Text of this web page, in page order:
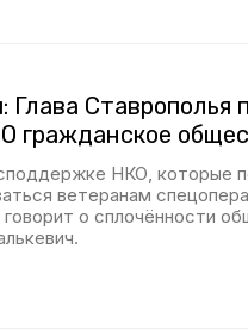
Глава
гражданское
НКО, которые
ветеранам
о сплочённости